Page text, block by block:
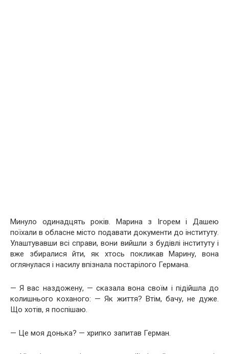
Минуло одинадцять років. Марина з Ігорем і Дашею
поїхали в обласне місто подавати документи до інституту.
Улаштувавши всі справи, вони вийшли з будівлі інституту і
вже збиралися йти, як хтось покликав Марину, вона
оглянулася і насилу впізнала постарілого Германа.
— Я вас наздожену, — сказала вона своїм і підійшла до
колишнього коханого: — Як життя? Втім, бачу, не дуже.
Що хотів, я поспішаю.
— Це моя донька? — хрипко запитав Герман.